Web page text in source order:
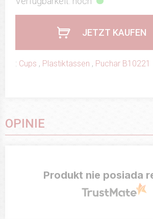
JETZT KAUFEN
: Cups , Plastiktassen , Puchar B10221
OPINIE
Produkt nie posiada